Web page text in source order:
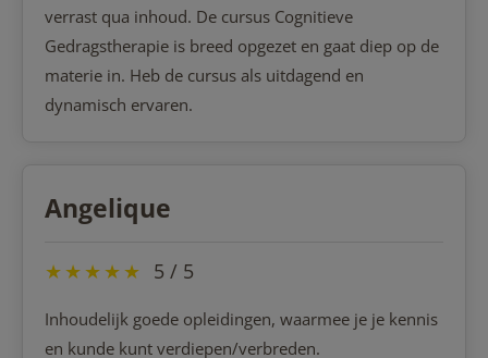
verrast qua inhoud. De cursus Cognitieve
Gedragstherapie is breed opgezet en gaat diep op de
materie in. Heb de cursus als uitdagend en
dynamisch ervaren.
Angelique
★★★★★ 5 / 5
Inhoudelijk goede opleidingen, waarmee je je kennis
en kunde kunt verdiepen/verbreden.